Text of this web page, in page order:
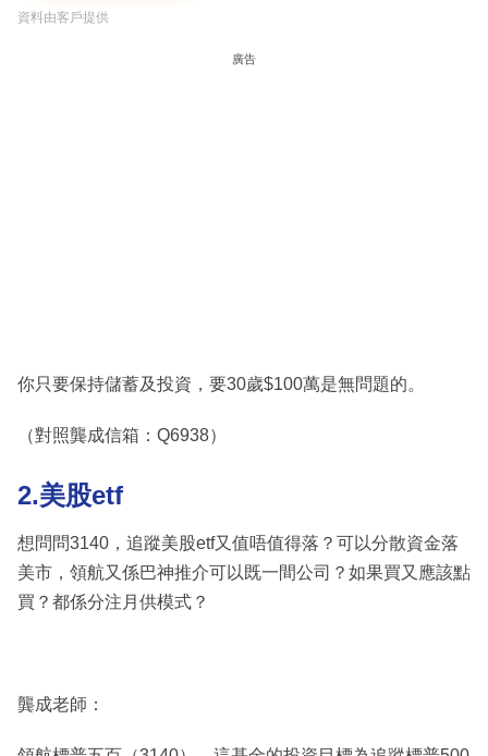
資料由客戶提供
廣告
你只要保持儲蓄及投資，要30歲$100萬是無問題的。
（對照龔成信箱：Q6938）
2.美股etf
想問問3140，追蹤美股etf又值唔值得落？可以分散資金落
美市，領航又係巴神推介可以既一間公司？如果買又應該點
買？都係分注月供模式？
龔成老師：